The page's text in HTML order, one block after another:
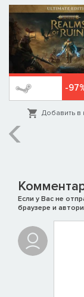
-
Добавить в
Если у Вас не
браузере и